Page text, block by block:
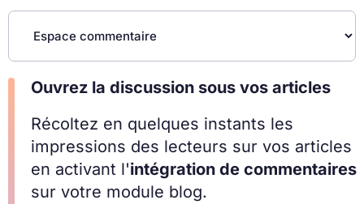
Ouvrez la discussion sous vos articles
Récoltez en quelques instants les
impressions des lecteurs sur vos articles
en activant l'intégration de commentaires
sur votre module blog.